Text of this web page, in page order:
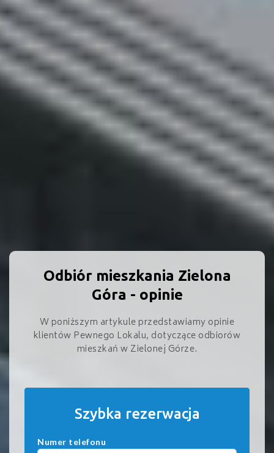
Odbiór mieszkania Zielona
Góra - opinie
W poniższym artykule przedstawiamy opinie
klientów Pewnego Lokalu, dotyczące odbiorów
mieszkań w Zielonej Górze.
Szybka rezerwacja
Numer telefonu